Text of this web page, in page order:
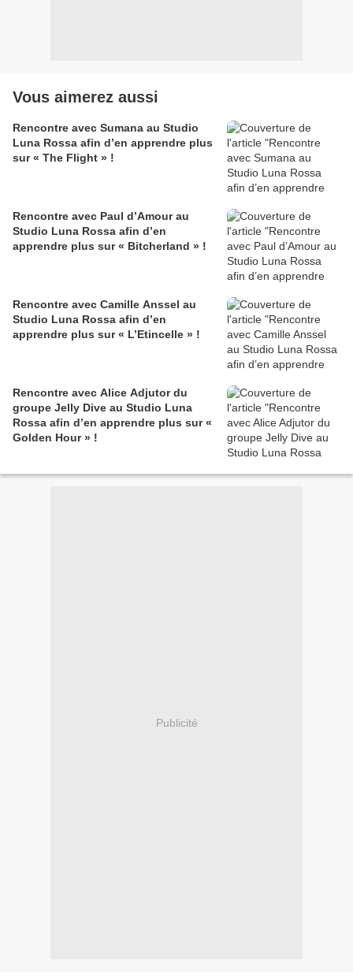
Vous aimerez aussi
Rencontre avec Sumana au Studio
Luna Rossa afin d’en apprendre plus
sur « The Flight » !
Rencontre avec Paul d’Amour au
Studio Luna Rossa afin d’en
apprendre plus sur « Bitcherland » !
Rencontre avec Camille Anssel au
Studio Luna Rossa afin d’en
apprendre plus sur « L’Etincelle » !
Rencontre avec Alice Adjutor du
groupe Jelly Dive au Studio Luna
Rossa afin d’en apprendre plus sur «
Golden Hour » !
Publicité